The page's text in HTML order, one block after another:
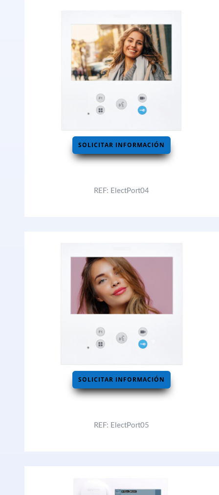
SOLICITAR INFORMACIÓN
REF: ElectPort04
SOLICITAR INFORMACIÓN
REF: ElectPort05